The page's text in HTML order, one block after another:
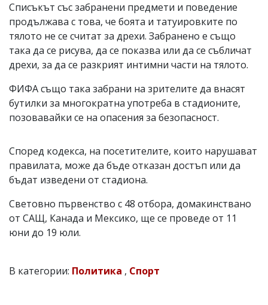
Списъкът със забранени предмети и поведение
продължава с това, че боята и татуировките по
тялото не се считат за дрехи. Забранено е също
така да се рисува, да се показва или да се събличат
дрехи, за да се разкрият интимни части на тялото.
ФИФА също така забрани на зрителите да внасят
бутилки за многократна употреба в стадионите,
позовавайки се на опасения за безопасност.
Според кодекса, на посетителите, които нарушават
правилата, може да бъде отказан достъп или да
бъдат изведени от стадиона.
Световно първенство с 48 отбора, домакинствано
от САЩ, Канада и Мексико, ще се проведе от 11
юни до 19 юли.
В категории: Политика , Спорт